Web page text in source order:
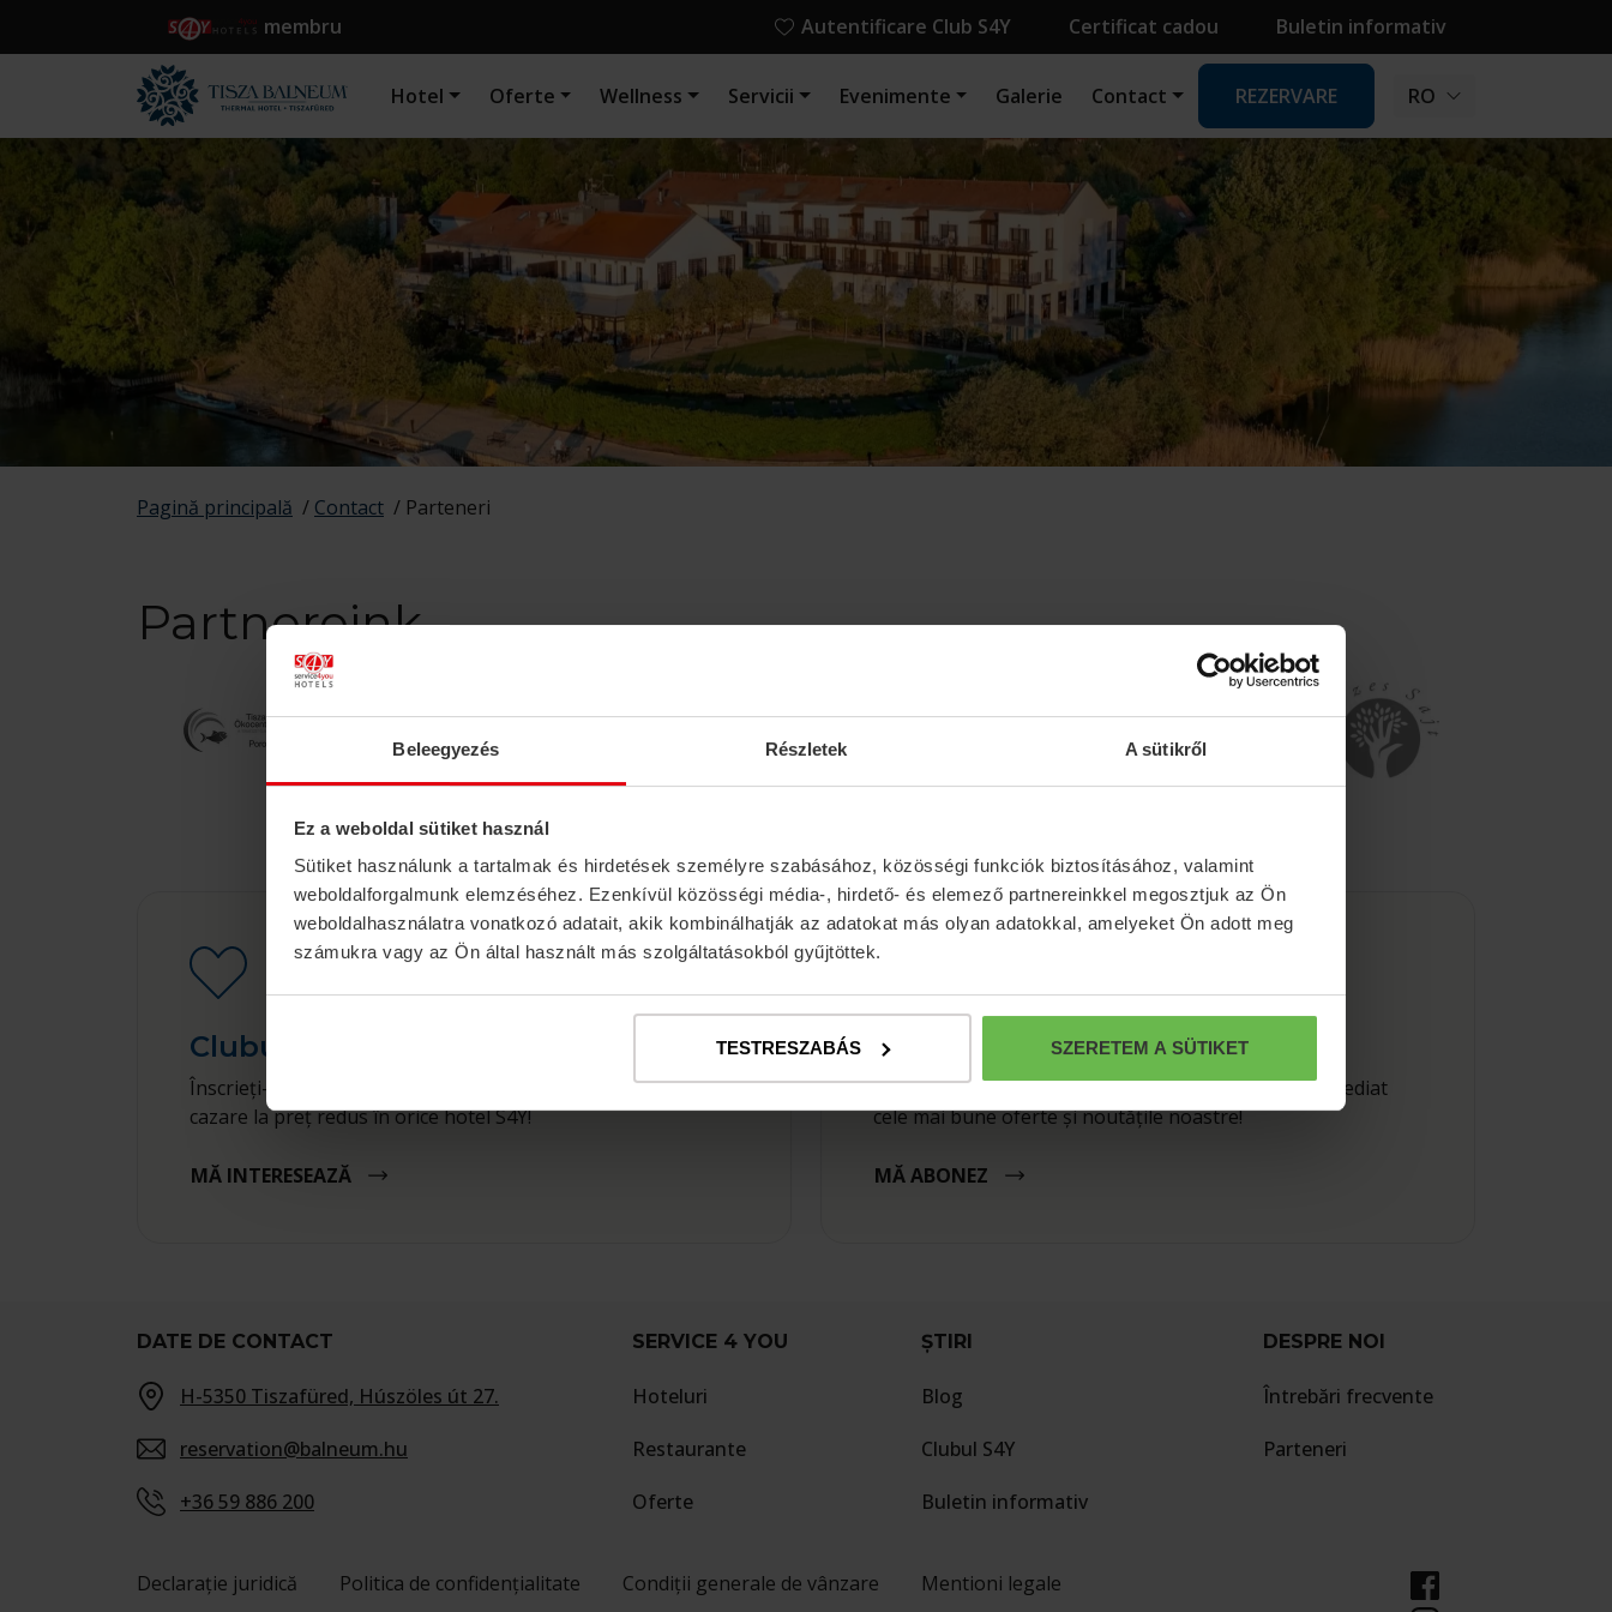
Beleegyezés Részletek A sütikről
Ez a weboldal sütiket használ
Sütiket használunk a tartalmak és hirdetések személyre szabásához, közösségi funkciók biztosításához, valamint
weboldalforgalmunk elemzéséhez. Ezenkívül közösségi média-, hirdető- és elemező partnereinkkel megosztjuk az Ön
weboldalhasználatra vonatkozó adatait, akik kombinálhatják az adatokat más olyan adatokkal, amelyeket Ön adott meg
számukra vagy az Ön által használt más szolgáltatásokból gyűjtöttek.
TESTRESZABÁS SZERETEM A SÜTIKET
membru Autentificare Club S4Y Certificat cadou Buletin informativ
Hotel Oferte Wellness Servicii Evenimente Galerie Contact REZERVARE RO
Pagină principală / Contact / Parteneri
Partnereink
Clubul S4Y
Înscrieți-vă în programul nostru de fidelitate și rezervați
cazare la preț redus în orice hotel S4Y!
MĂ INTERESEAZĂ
Abonare la newsletter
Abonați-vă la newsletter-ul nostru pentru a primi imediat
cele mai bune oferte și noutățile noastre!
MĂ ABONEZ
DATE DE CONTACT
H-5350 Tiszafüred, Húszöles út 27.
reservation@balneum.hu
+36 59 886 200
SERVICE 4 YOU
Hoteluri
Restaurante
Oferte
ȘTIRI
Blog
Clubul S4Y
Buletin informativ
DESPRE NOI
Întrebări frecvente
Parteneri
Declarație juridică Politica de confidențialitate Condiții generale de vânzare Mentioni legale